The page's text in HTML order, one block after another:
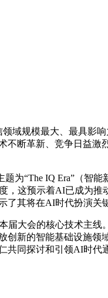
域规模最大、最具影
不断革新、竞争日益激
为“The IQ Era”（智能
，这预示着AI已成为推
了其将在AI时代扮演关
届大会的核心技术主线
创新的智能基础设施领
共同探讨和引领AI时代